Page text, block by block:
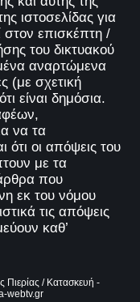
ιστοσελίδας για
στον επισκέπτη /
του δικτυακού
αναρτώμενα
(με σχετική
είναι δημόσια.
να τα
ότι οι απόψεις του
με τα
που
εκ του νόμου
τις απόψεις
καθ’
Πιερίας / Κατασκευή -
webtv.gr